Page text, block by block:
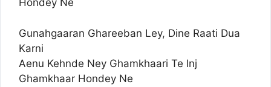
Hondey Ne
Gunahgaaran Ghareeban Ley, Dine Raati Dua
Karni
Aenu Kehnde Ney Ghamkhaari Te Inj
Ghamkhaar Hondey Ne